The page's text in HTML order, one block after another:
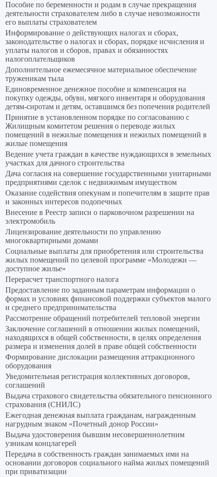
Пособие по беременности и родам в случае прекращения
деятельности страхователем либо в случае невозможности
его выплаты страхователем
Информирование о действующих налогах и сборах,
законодательстве о налогах и сборах, порядке исчисления и
уплаты налогов и сборов, правах и обязанностях
налогоплательщиков
Дополнительное ежемесячное материальное обеспечение
труженикам тыла
Единовременное денежное пособие и компенсация на
покупку одежды, обуви, мягкого инвентаря и оборудования
детям-сиротам и детям, оставшимся без попечения родителей
Принятие в установленном порядке по согласованию с
Жилищным комитетом решения о переводе жилых
помещений в нежилые помещения и нежилых помещений в
жилые помещения
Ведение учета граждан в качестве нуждающихся в земельных
участках для дачного строительства
Дача согласия на совершение государственными унитарными
предприятиями сделок с недвижимым имуществом
Оказание содействия опекунам и попечителям в защите прав
и законных интересов подопечных
Внесение в Реестр записи о парковочном разрешении на
электромобиль
Лицензирование деятельности по управлению
многоквартирными домами
Социальные выплаты для приобретения или строительства
жилых помещений по целевой программе «Молодежи —
доступное жилье»
Перерасчет транспортного налога
Предоставление по заданным параметрам информации о
формах и условиях финансовой поддержки субъектов малого
и среднего предпринимательства
Рассмотрение обращений потребителей тепловой энергии
Заключение соглашений в отношении жилых помещений,
находящихся в общей собственности, в целях определения
размера и изменения долей в праве общей собственности
Формирование дислокации размещения аттракционного
оборудования
Уведомительная регистрация коллективных договоров,
соглашений
Выдача страхового свидетельства обязательного пенсионного
страхования (СНИЛС)
Ежегодная денежная выплата гражданам, награжденным
нагрудным знаком «Почетный донор России»
Выдача удостоверения бывшим несовершеннолетним
узникам концлагерей
Передача в собственность граждан занимаемых ими на
основании договоров социального найма жилых помещений
при приватизации